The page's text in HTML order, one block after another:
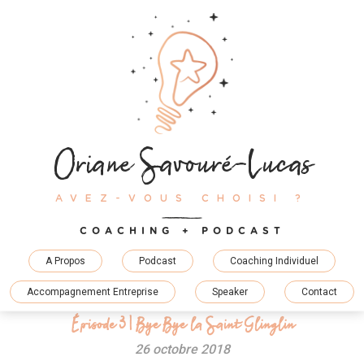
Oriane Savouré-Lucas
AVEZ-VOUS CHOISI ?
COACHING + PODCAST
A Propos Podcast Coaching Individuel
Accompagnement Entreprise Speaker Contact
Épisode 3 | Bye Bye la Saint Glinglin
26 octobre 2018